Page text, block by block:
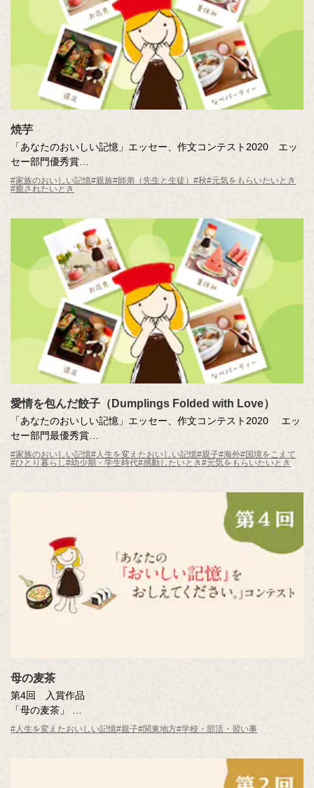
焼芋
「あなたのおいしい記憶」エッセー、作文コンテスト2020 エッ
セー部門優秀賞
焼芋
作・社員の家族
#家族のおいしい記憶#親族#師弟（先生と生徒） #秋#元気をもらいたいとき
#癒されたいとき
愛情を包んだ餃子（Dumplings Folded with Love）
「あなたのおいしい記憶」エッセー、作文コンテスト2020 エッ
セー部門最優秀賞
愛情を包んだ餃子（Dumplings Folded with Love）
作・社員の家族
#家族のおいしい記憶#人生を変えたおいしい記憶#親子#海外#国境をこえて
#ひとり暮らし#幼少期・学生時代#感動したいとき#元気をもらいたいとき
母の麦茶
第4回 入賞作品
「母の麦茶」
井上 秀子さん（東京都・45歳）
#人生を変えたおいしい記憶#親子#関東地方#学校・部活・習い事